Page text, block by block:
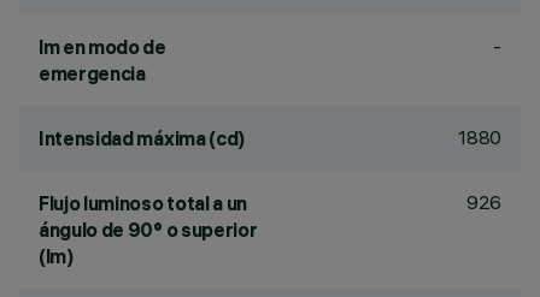
lm en modo de
emergencia
-
Intensidad máxima (cd) 1880
Flujo luminoso total a un
ángulo de 90° o superior
(lm)
926